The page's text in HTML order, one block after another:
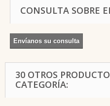
CONSULTA SOBRE
Envíanos su consulta
30 OTROS
CATEGORÍA: